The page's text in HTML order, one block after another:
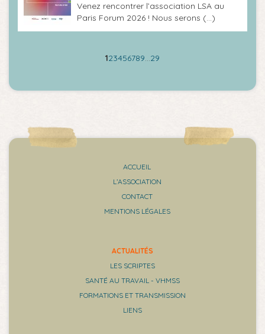
Venez rencontrer l’association LSA au
Paris Forum 2026 ! Nous serons (…)
123456789…29
ACCUEIL
L’ASSOCIATION
CONTACT
MENTIONS LÉGALES
ACTUALITÉS
LES SCRIPTES
SANTÉ AU TRAVAIL - VHMSS
FORMATIONS ET TRANSMISSION
LIENS